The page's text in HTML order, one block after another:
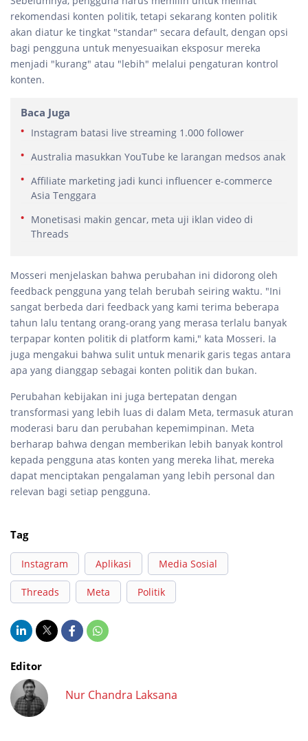
rekomendasi konten politik, tetapi sekarang konten politik
akan diatur ke tingkat "standar" secara default, dengan opsi
bagi pengguna untuk menyesuaikan eksposur mereka
menjadi "kurang" atau "lebih" melalui pengaturan kontrol
konten.
Baca Juga
Instagram batasi live streaming 1.000 follower
Australia masukkan YouTube ke larangan medsos anak
Affiliate marketing jadi kunci influencer e-commerce
Asia Tenggara
Monetisasi makin gencar, meta uji iklan video di
Threads
Mosseri menjelaskan bahwa perubahan ini didorong oleh
feedback pengguna yang telah berubah seiring waktu. "Ini
sangat berbeda dari feedback yang kami terima beberapa
tahun lalu tentang orang-orang yang merasa terlalu banyak
terpapar konten politik di platform kami," kata Mosseri. Ia
juga mengakui bahwa sulit untuk menarik garis tegas antara
apa yang dianggap sebagai konten politik dan bukan.
Perubahan kebijakan ini juga bertepatan dengan
transformasi yang lebih luas di dalam Meta, termasuk aturan
moderasi baru dan perubahan kepemimpinan. Meta
berharap bahwa dengan memberikan lebih banyak kontrol
kepada pengguna atas konten yang mereka lihat, mereka
dapat menciptakan pengalaman yang lebih personal dan
relevan bagi setiap pengguna.
Tag
Instagram Aplikasi Media Sosial
Threads Meta Politik
Editor
Nur Chandra Laksana